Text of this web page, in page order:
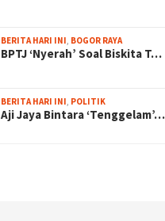
BERITA HARI INI BOGOR RAYA
BPTJ ‘Nyerah’ Soal Biskita T…
BERITA HARI INI POLITIK
Aji Jaya Bintara ‘Tenggelam’…